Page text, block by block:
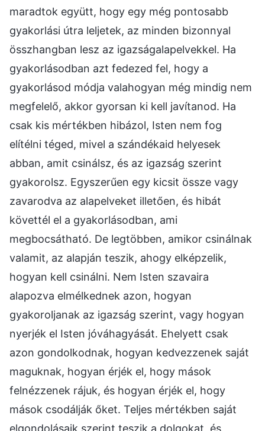
maradtok együtt, hogy egy még pontosabb
gyakorlási útra leljetek, az minden bizonnyal
összhangban lesz az igazságalapelvekkel. Ha
gyakorlásodban azt fedezed fel, hogy a
gyakorlásod módja valahogyan még mindig nem
megfelelő, akkor gyorsan ki kell javítanod. Ha
csak kis mértékben hibázol, Isten nem fog
elítélni téged, mivel a szándékaid helyesek
abban, amit csinálsz, és az igazság szerint
gyakorolsz. Egyszerűen egy kicsit össze vagy
zavarodva az alapelveket illetően, és hibát
követtél el a gyakorlásodban, ami
megbocsátható. De legtöbben, amikor csinálnak
valamit, az alapján teszik, ahogy elképzelik,
hogyan kell csinálni. Nem Isten szavaira
alapozva elmélkednek azon, hogyan
gyakoroljanak az igazság szerint, vagy hogyan
nyerjék el Isten jóváhagyását. Ehelyett csak
azon gondolkodnak, hogyan kedvezzenek saját
maguknak, hogyan érjék el, hogy mások
felnézzenek rájuk, és hogyan érjék el, hogy
mások csodálják őket. Teljes mértékben saját
elgondolásaik szerint teszik a dolgokat, és